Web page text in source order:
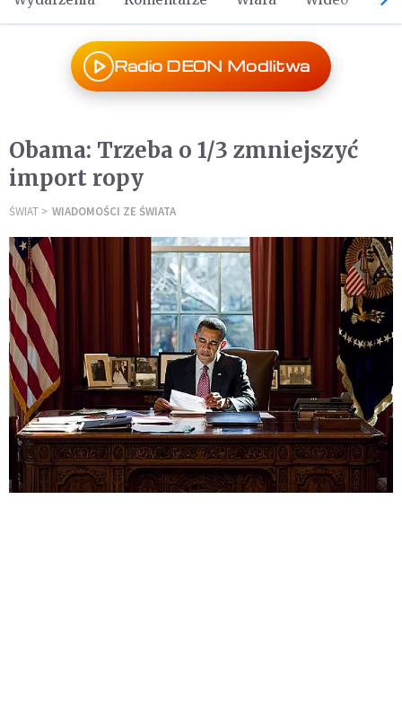
Radio DEON Modlitwa
Obama: Trzeba o 1/3 zmniejszyć
import ropy
ŚWIAT WIADOMOŚCI ZE ŚWIATA